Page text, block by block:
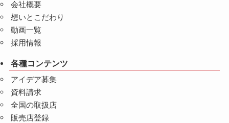
会社概要
想いとこだわり
動画一覧
採用情報
各種コンテンツ
アイデア募集
資料請求
全国の取扱店
販売店登録